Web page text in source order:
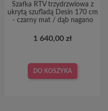
Szafka RTV trzydrzwiowa z
ukrytą szufladą Desin 170 cm
- czarny mat / dąb nagano
1 640,00 zł
DO KOSZYKA